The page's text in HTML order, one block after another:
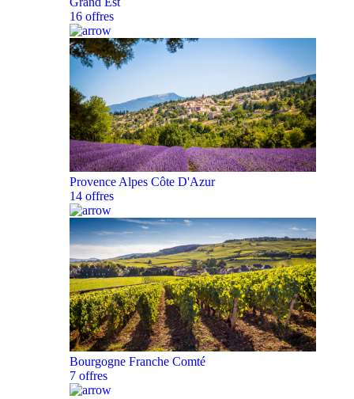
16 offres
Provence Alpes Côte D'Azur
14 offres
Bourgogne Franche Comté
7 offres